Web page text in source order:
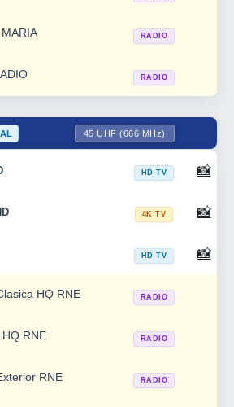
RADIO
RADIO
45 UHF (666 MHz)
HD TV 📸
4K TV 📸
HD TV 📸
HQ RNE RADIO
RNE RADIO
RNE RADIO